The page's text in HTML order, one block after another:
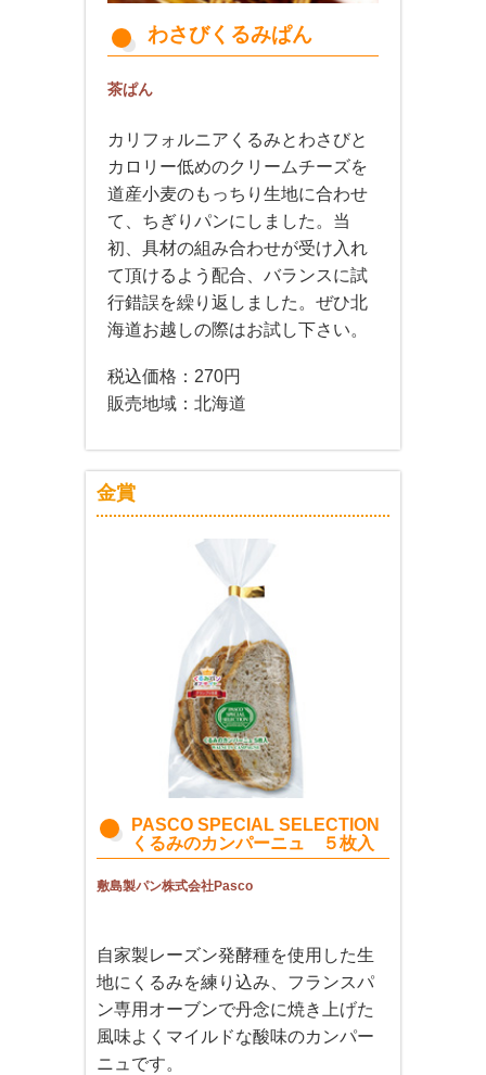
わさびくるみぱん
茶ぱん
カリフォルニアくるみとわさびと
カロリー低めのクリームチーズを
道産小麦のもっちり生地に合わせ
て、ちぎりパンにしました。当
初、具材の組み合わせが受け入れ
て頂けるよう配合、バランスに試
行錯誤を繰り返しました。ぜひ北
海道お越しの際はお試し下さい。
税込価格：270円
販売地域：北海道
金賞
PASCO SPECIAL SELECTION
くるみのカンパーニュ ５枚入
敷島製パン株式会社Pasco
自家製レーズン発酵種を使用した生
地にくるみを練り込み、フランスパ
ン専用オーブンで丹念に焼き上げた
風味よくマイルドな酸味のカンパー
ニュです。